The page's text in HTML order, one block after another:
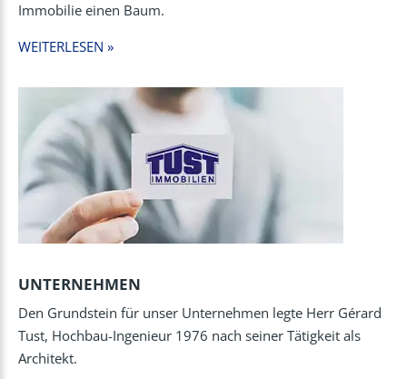
Immobilie einen Baum.
WEITERLESEN »
UNTERNEHMEN
Den Grundstein für unser Unternehmen legte Herr Gérard
Tust, Hochbau-Ingenieur 1976 nach seiner Tätigkeit als
Architekt.